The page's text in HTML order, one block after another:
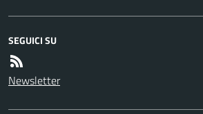
SEGUICI SU
Newsletter